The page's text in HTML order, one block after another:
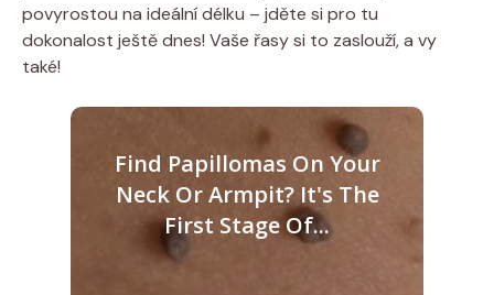
povyrostou na ideální ⁢délku – jděte ⁢si pro tu
dokonalost ještě dnes! Vaše řasy si to ‌zaslouží, a⁢ vy
také!
Find Papillomas On Your
Neck Or Armpit? It's The
First Stage Of...